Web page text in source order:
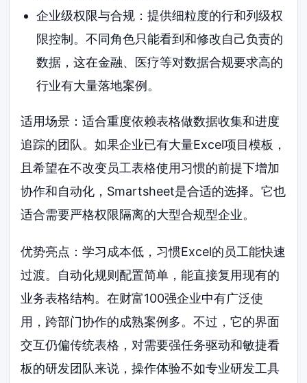
企业级权限与合规：提供细粒度的行和列级权
限控制。不同角色只能看到和修改自己负责的
数据，这在金融、医疗等对数据合规要求高的
行业有大量落地案例。
适用场景：适合重度依赖表格做数据收集和进度
追踪的团队。如果企业已有大量Excel项目模板，
且希望在不改变员工表格使用习惯的前提下增加
协作和自动化，Smartsheet是合适的选择。它也
适合需要严格权限隔离的大型合规型企业。
优势亮点：学习成本低，习惯Excel的员工能快速
过渡。自动化规则配置简单，能直接复用现有的
业务表格结构。在财富100强企业中有广泛使
用，跨部门协作的成熟案例多。不过，它的界面
交互仍偏传统表格，对需要强任务驱动和敏捷看
板的研发团队来说，操作体验不如专业研发工具